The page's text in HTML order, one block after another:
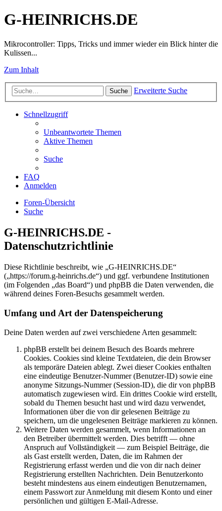
G-HEINRICHS.DE
Mikrocontroller: Tipps, Tricks und immer wieder ein Blick hinter die
Kulissen...
Zum Inhalt
Suche Erweiterte Suche
Schnellzugriff
Unbeantwortete Themen
Aktive Themen
Suche
FAQ
Anmelden
Foren-Übersicht
Suche
G-HEINRICHS.DE -
Datenschutzrichtlinie
Diese Richtlinie beschreibt, wie „G-HEINRICHS.DE“
(„https://forum.g-heinrichs.de“) und ggf. verbundene Institutionen
(im Folgenden „das Board“) und phpBB die Daten verwenden, die
während deines Foren-Besuchs gesammelt werden.
Umfang und Art der Datenspeicherung
Deine Daten werden auf zwei verschiedene Arten gesammelt:
phpBB erstellt bei deinem Besuch des Boards mehrere
Cookies. Cookies sind kleine Textdateien, die dein Browser
als temporäre Dateien ablegt. Zwei dieser Cookies enthalten
eine eindeutige Benutzer-Nummer (Benutzer-ID) sowie eine
anonyme Sitzungs-Nummer (Session-ID), die dir von phpBB
automatisch zugewiesen wird. Ein drittes Cookie wird erstellt,
sobald du Themen besucht hast und wird dazu verwendet,
Informationen über die von dir gelesenen Beiträge zu
speichern, um die ungelesenen Beiträge markieren zu können.
Weitere Daten werden gesammelt, wenn Informationen an
den Betreiber übermittelt werden. Dies betrifft — ohne
Anspruch auf Vollständigkeit — zum Beispiel Beiträge, die
als Gast erstellt werden, Daten, die im Rahmen der
Registrierung erfasst werden und die von dir nach deiner
Registrierung erstellten Nachrichten. Dein Benutzerkonto
besteht mindestens aus einem eindeutigen Benutzernamen,
einem Passwort zur Anmeldung mit diesem Konto und einer
persönlichen und gültigen E-Mail-Adresse.